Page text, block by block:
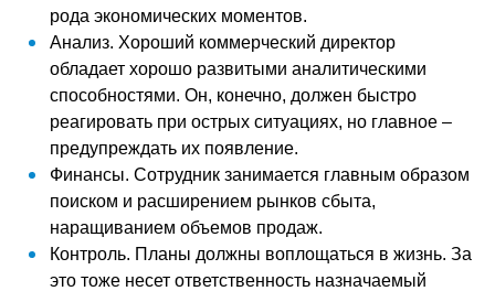
рода экономических моментов.
Анализ. Хороший коммерческий директор
обладает хорошо развитыми аналитическими
способностями. Он, конечно, должен быстро
реагировать при острых ситуациях, но главное –
предупреждать их появление.
Финансы. Сотрудник занимается главным образом
поиском и расширением рынков сбыта,
наращиванием объемов продаж.
Контроль. Планы должны воплощаться в жизнь. За
это тоже несет ответственность назначаемый